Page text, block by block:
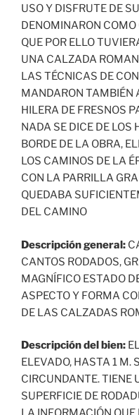
USO Y DISFRUTE DE
DENOMINARON
QUE POR ELLO
UNA CALZADA
LAS TÉCNICAS DE
MANDARON TAMBIÉN
HILERA DE FRESNOS
NADA SE DICE DE LOS
BORDE DE LA OBRA,
LOS CAMINOS DE LA
CON LA PARRILLA
QUEDABA
DEL CAMINO
Descripción general:
CANTOS RODADOS,
MAGNÍFICO ESTADO
ASPECTO Y FORMA
DE LAS CALZADAS
Descripción del bien:
ELEVADO, HASTA 1 M.
CIRCUNDANTE. TIENE
SUPERFICIE DE